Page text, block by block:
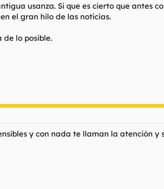
usanza. Si que es cierto que antes
el gran hilo de las noticias.
de lo posible.
y con nada te llaman la atención y